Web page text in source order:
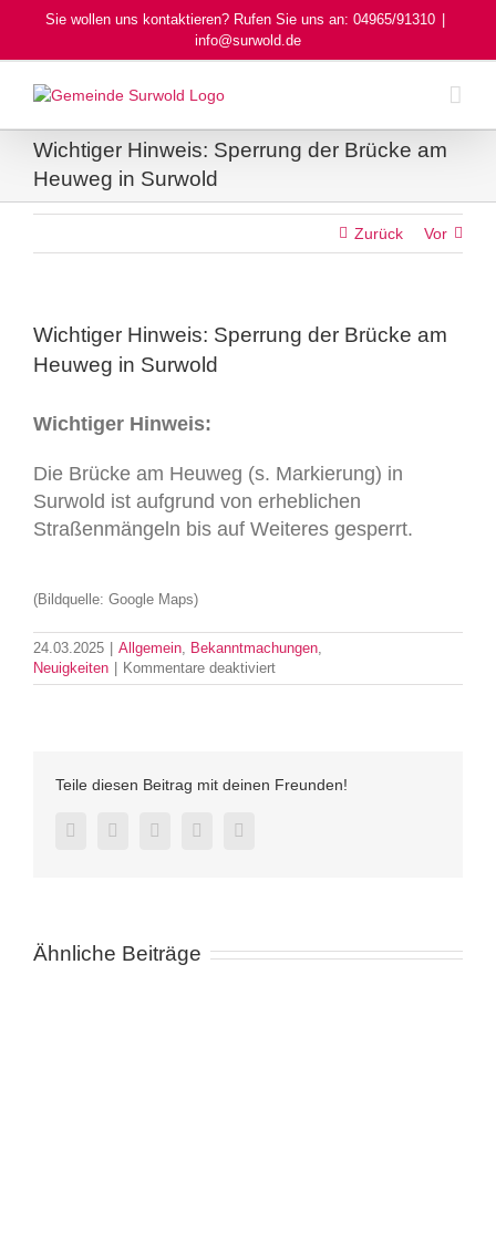
Sie wollen uns kontaktieren? Rufen Sie uns an: 04965/91310
info@surwold.de
Wichtiger Hinweis: Sperrung der Brücke am
Heuweg in Surwold
Zurück Vor
Wichtiger Hinweis: Sperrung der Brücke am
Heuweg in Surwold
Wichtiger Hinweis:
Die Brücke am Heuweg (s. Markierung) in
Surwold ist aufgrund von erheblichen
Straßenmängeln bis auf Weiteres gesperrt.
(Bildquelle: Google Maps)
24.03.2025 | Allgemein Bekanntmachungen
Neuigkeiten | Kommentare deaktiviertfür
Wichtiger
am
Teile diesen Beitrag mit deinen Freunden!
FacebookTwitter LinkedInPinterest
Ähnliche Beiträge